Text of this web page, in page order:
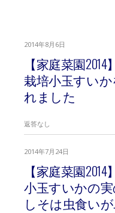
2014年8月6日
【家庭菜園
栽培小玉すい
れました
返答なし
2014年7月24日
【家庭菜園
小玉すいかの実
しそは虫食いが